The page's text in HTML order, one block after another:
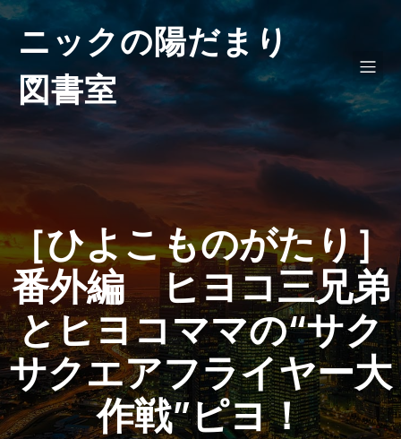
ニックの陽だまり
図書室
［ひよこものがたり］
番外編 ヒヨコ三兄弟
とヒヨコママの“サク
サクエアフライヤー大
作戦”ピヨ！